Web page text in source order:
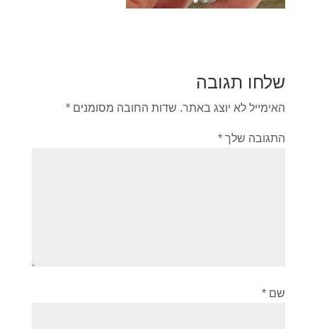
שלחו תגובה
האימייל לא יוצג באתר. שדות החובה מסומנים *
התגובה שלך *
שם *